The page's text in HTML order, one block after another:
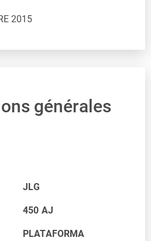
2015
générales
JLG
450 AJ
PLATAFORMA